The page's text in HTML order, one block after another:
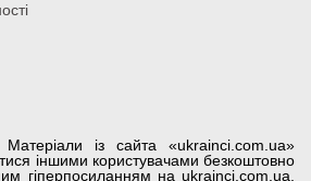
із сайта «ukrainci.com.ua»
іншими користувачами безкоштовно
гіперпосиланням на ukrainci.com.ua,